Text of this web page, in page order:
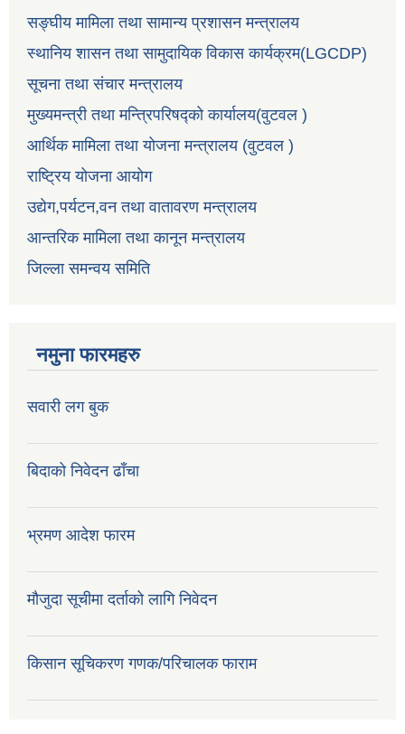
सङ्घीय मामिला तथा सामान्य प्रशासन मन्त्रालय
स्थानिय शासन तथा सामुदायिक विकास कार्यक्रम(LGCDP)
सूचना तथा संचार मन्त्रालय
मुख्यमन्त्री तथा मन्त्रिपरिषद्को कार्यालय(वुटवल )
आर्थिक मामिला तथा योजना मन्त्रालय (वुटवल )
राष्ट्रिय योजना आयोग
उद्येग,पर्यटन,वन तथा वातावरण मन्त्रालय
आन्तरिक मामिला तथा कानून मन्त्रालय
जिल्ला समन्वय समिति
नमुना फारमहरु
सवारी लग बुक
बिदाको निवेदन ढाँचा
भ्रमण आदेश फारम
मौजुदा सूचीमा दर्ताको लागि निवेदन
किसान सूचिकरण गणक/परिचालक फाराम